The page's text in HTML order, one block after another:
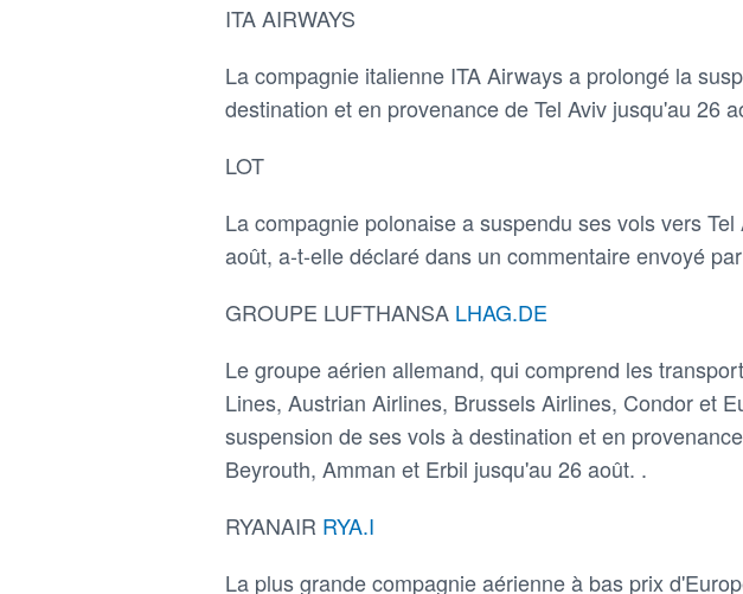
ITA AIRWAYS
La compagnie italienne ITA Airways a prolongé la
destination et en provenance de Tel Aviv jusqu'au 26
LOT
La compagnie polonaise a suspendu ses vols vers
août, a-t-elle déclaré dans un commentaire envoyé
GROUPE LUFTHANSA LHAG.DE
Le groupe aérien allemand, qui comprend les
Lines, Austrian Airlines, Brussels Airlines, Condor et
suspension de ses vols à destination et en
Beyrouth, Amman et Erbil jusqu'au 26 août. .
RYANAIR RYA.I
La plus grande compagnie aérienne à bas prix